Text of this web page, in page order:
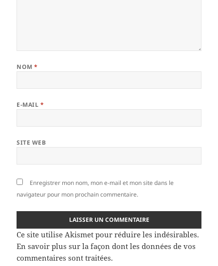
NOM*
E-MAIL *
SITE WEB
Enregistrer mon nom, mon e-mail et mon site dans le
navigateur pour mon prochain commentaire.
Ce site utilise Akismet pour réduire les indésirables.
En savoir plus sur la façon dont les données de vos
commentaires sont traitées.